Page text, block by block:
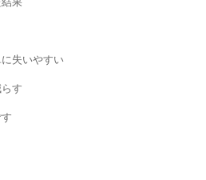
失いやすい
す